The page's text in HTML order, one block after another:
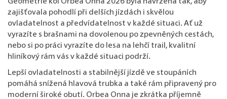
Geometrie kol Orbea Onna 2026 byla navržena tak, aby
zajišťovala pohodlí při delších jízdách i skvělou
ovladatelnost a předvídatelnost v každé situaci. Ať už
vyrazíte s brašnami na dovolenou po zpevněných cestách,
nebo si po práci vyrazíte do lesa na lehčí trail, kvalitní
hliníkový rám vás v každé situaci podrží.
Lepší ovladatelnosti a stabilnější jízdě ve stoupáních
pomáhá snížená hlavová trubka a také rám připravený pro
moderní široké obutí. Orbea Onna je zkrátka příjemně